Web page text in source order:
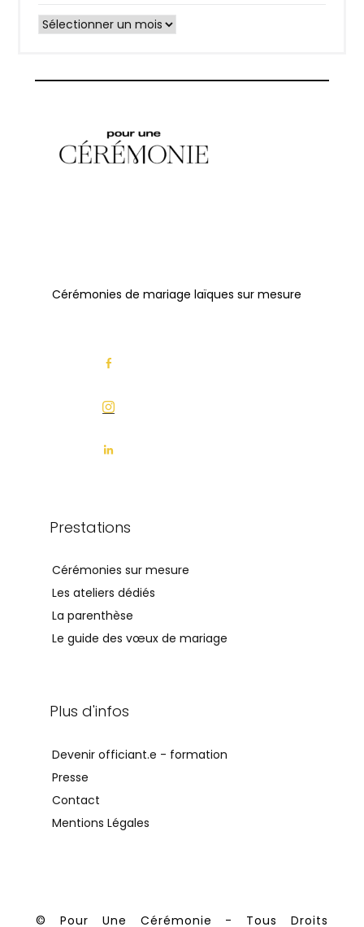
Archives
Cérémonies de mariage laïques sur mesure
Prestations
Cérémonies sur mesure
Les ateliers dédiés
La parenthèse
Le guide des vœux de mariage
Plus d'infos
Devenir officiant.e - formation
Presse
Contact
Mentions Légales
© Pour Une Cérémonie - Tous Droits